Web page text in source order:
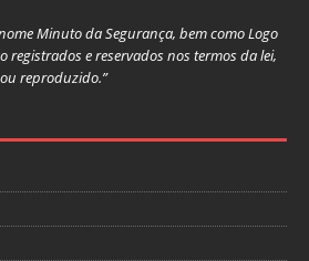
Minuto da Segurança, bem como Logo
registrados e reservados nos termos da lei,
reproduzido.”